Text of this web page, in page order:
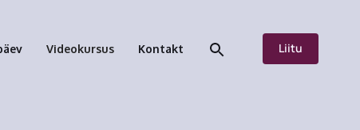
Videokursus Kontakt Liitu